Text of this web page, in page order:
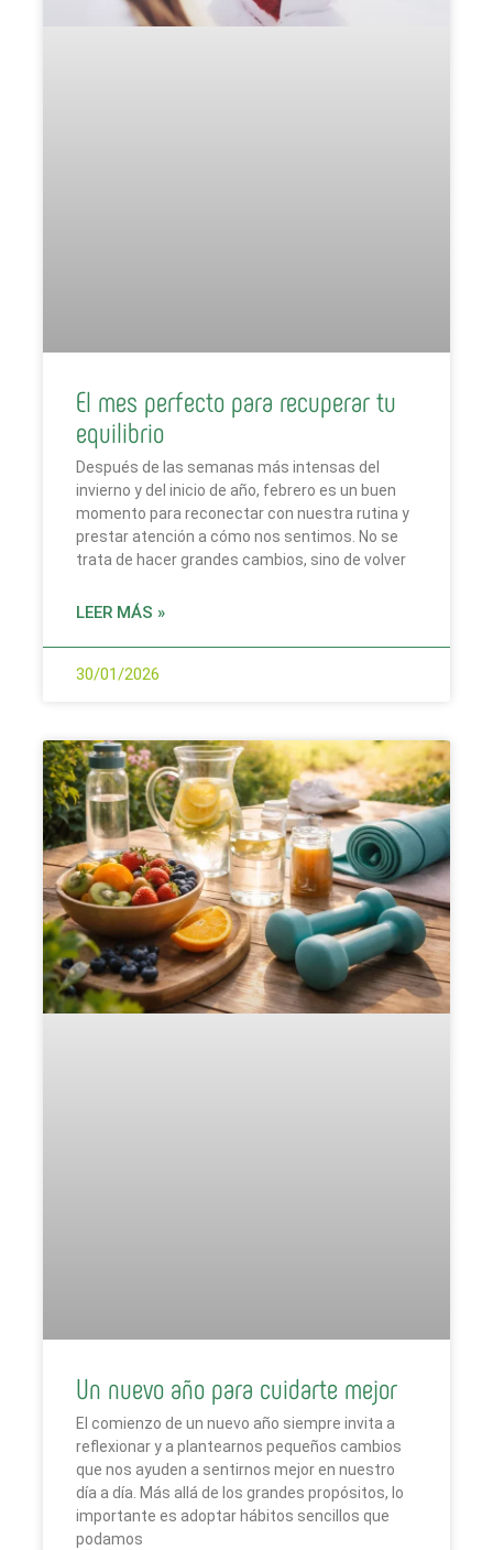
El mes perfecto para recuperar tu
equilibrio
Después de las semanas más intensas del
invierno y del inicio de año, febrero es un buen
momento para reconectar con nuestra rutina y
prestar atención a cómo nos sentimos. No se
trata de hacer grandes cambios, sino de volver
LEER MÁS »
30/01/2026
Un nuevo año para cuidarte mejor
El comienzo de un nuevo año siempre invita a
reflexionar y a plantearnos pequeños cambios
que nos ayuden a sentirnos mejor en nuestro
día a día. Más allá de los grandes propósitos, lo
importante es adoptar hábitos sencillos que
podamos